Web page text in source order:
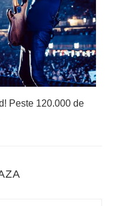
Peste 120.000 de